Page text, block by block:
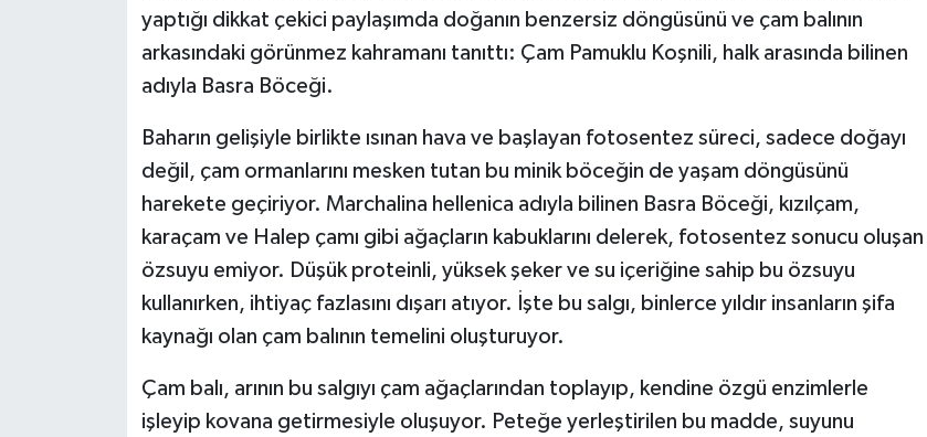
yaptığı dikkat çekici paylaşımda doğanın benzersiz döngüsünü ve çam balının
arkasındaki görünmez kahramanı tanıttı: Çam Pamuklu Koşnili, halk arasında bilinen
adıyla Basra Böceği.
Baharın gelişiyle birlikte ısınan hava ve başlayan fotosentez süreci, sadece doğayı
değil, çam ormanlarını mesken tutan bu minik böceğin de yaşam döngüsünü
harekete geçiriyor. Marchalina hellenica adıyla bilinen Basra Böceği, kızılçam,
karaçam ve Halep çamı gibi ağaçların kabuklarını delerek, fotosentez sonucu oluşan
özsuyu emiyor. Düşük proteinli, yüksek şeker ve su içeriğine sahip bu özsuyu
kullanırken, ihtiyaç fazlasını dışarı atıyor. İşte bu salgı, binlerce yıldır insanların şifa
kaynağı olan çam balının temelini oluşturuyor.
Çam balı, arının bu salgıyı çam ağaçlarından toplayıp, kendine özgü enzimlerle
işleyip kovana getirmesiyle oluşuyor. Peteğe yerleştirilen bu madde, suyunu
Teknoloji